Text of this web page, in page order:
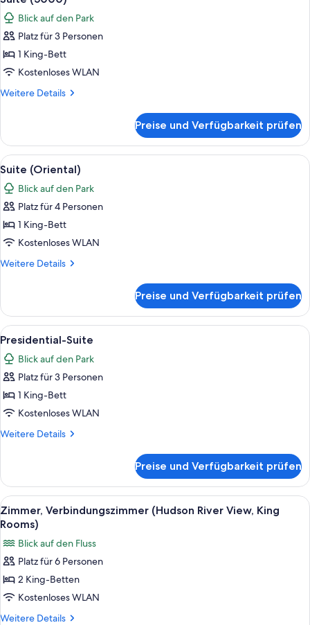
Fotos
für
Suite
(5000)
anzeigen
Blick auf den Park
Platz für 3 Personen
1 King-Bett
Kostenloses WLAN
Weitere Details
Weitere
(5000)
Preise und Verfügbarkeit prüfen
Alle
Fotos
für
Suite
(Oriental)
anzeigen
Eine Skyline mit hohen Gebäuden,
11
Suite (Oriental)
Blick auf den Park
Platz für 4 Personen
1 King-Bett
Kostenloses WLAN
Weitere Details
Weitere
(Oriental)
Preise und Verfügbarkeit prüfen
Alle
Fotos
für
Presidential-
Suite
anzeigen
Eine Skyline mit hohen Gebäuden,
10
Presidential-Suite
Blick auf den Park
Platz für 3 Personen
1 King-Bett
Kostenloses WLAN
Weitere Details
Weitere
Suite
Preise und Verfügbarkeit prüfen
Alle
Fotos
Zimmer,
Verbindungszimmer
(Hudson
River
View,
Ein Hotelzimmer mit einem großen
7
Zimmer, Verbindungszimmer (Hudson River View, King
Rooms)
Blick auf den Fluss
Platz für 6 Personen
2 King-Betten
Kostenloses WLAN
Weitere Details
Weitere